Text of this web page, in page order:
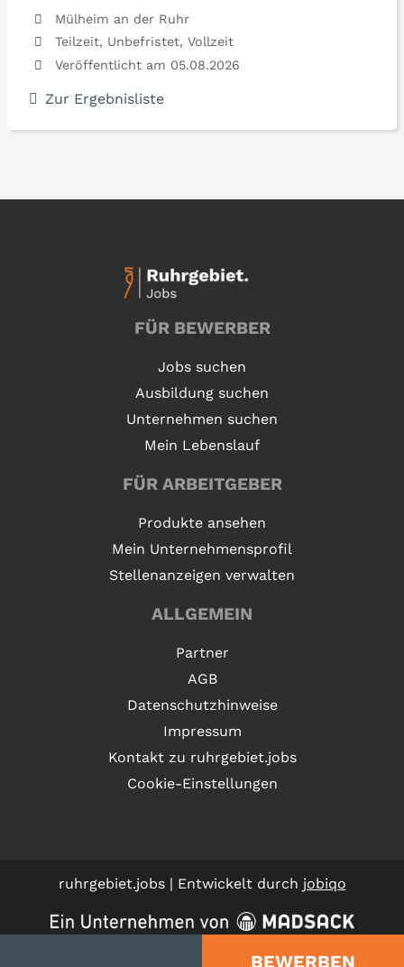
BEWERBEN
Mülheim an der Ruhr
Teilzeit, Unbefristet, Vollzeit
Veröffentlicht am 05.08.2026
Zur Ergebnisliste
FÜR BEWERBER
Jobs suchen
Ausbildung suchen
Unternehmen suchen
Mein Lebenslauf
FÜR ARBEITGEBER
Produkte ansehen
Mein Unternehmensprofil
Stellenanzeigen verwalten
ALLGEMEIN
Partner
AGB
Datenschutzhinweise
Impressum
Kontakt zu ruhrgebiet.jobs
Cookie-Einstellungen
ruhrgebiet.jobs | Entwickelt durch jobiqo